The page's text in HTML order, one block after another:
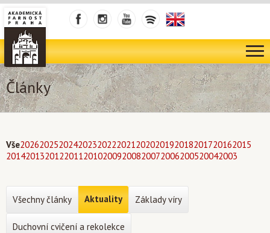
Články
Vše202620252024202320222021202020192018201720162015
201420132012201120102009200820072006200520042003
Všechny články Aktuality Základy víry
Duchovní cvičení a rekolekce